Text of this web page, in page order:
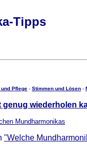
Tipps
und Pflege - Stimmen und Lösen -
genug wiederholen
Mundharmonikas
"Welche